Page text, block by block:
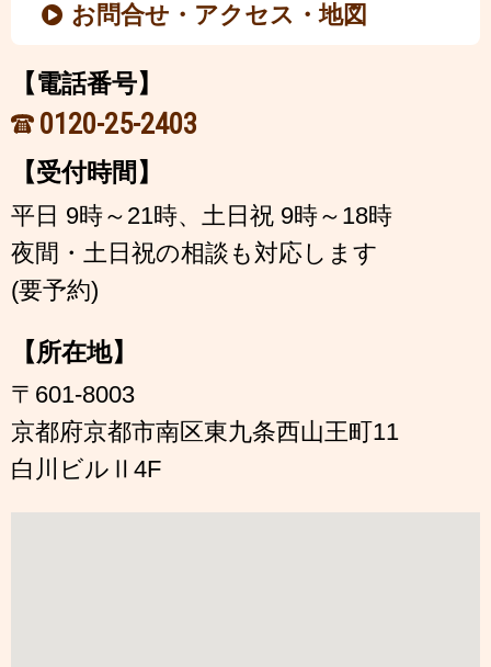
お問合せ・アクセス・地図
【電話番号】
0120-25-2403
【受付時間】
平日 9時～21時、土日祝 9時～18時
夜間・土日祝の相談も対応します
(要予約)
【所在地】
〒601-8003
京都府京都市南区東九条西山王町11
白川ビルⅡ4F